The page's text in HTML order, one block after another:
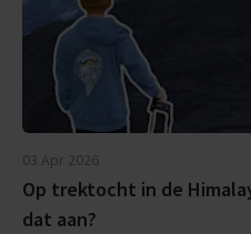
03 Apr 2026
Op trektocht in de
dat aan?